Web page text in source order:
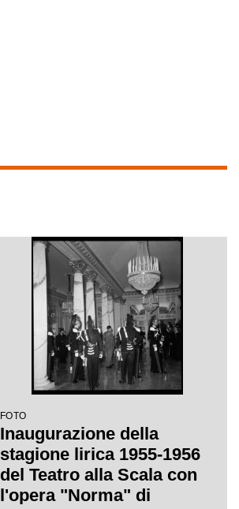
FOTO
Inaugurazione della
stagione lirica 1955-1956
del Teatro alla Scala con
l'opera "Norma" di